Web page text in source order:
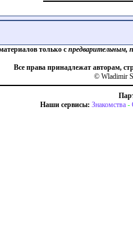
только с предварительным,
Все права принадлежат авторам,
© Wladimir
Наши сервисы: Знакомства -